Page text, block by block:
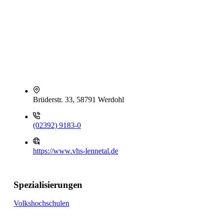
Brüderstr. 33, 58791 Werdohl
(02392) 9183-0
https://www.vhs-lennetal.de
Spezialisierungen
Volkshochschulen